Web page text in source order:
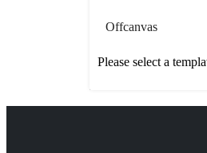
Offcanvas
Please select a